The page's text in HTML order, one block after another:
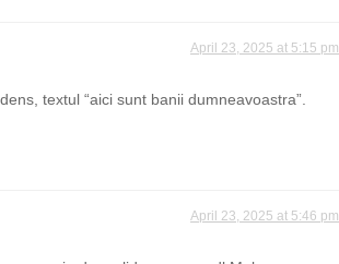
April 23, 2025 at 5:15 pm
textul “aici sunt banii dumneavoastra”.
April 23, 2025 at 5:46 pm